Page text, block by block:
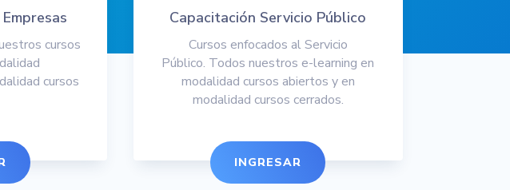
cursos
cursos
Capacitación Servicio Público
Cursos enfocados al Servicio
Público. Todos nuestros e-learning en
modalidad cursos abiertos y en
modalidad cursos cerrados.
INGRESAR